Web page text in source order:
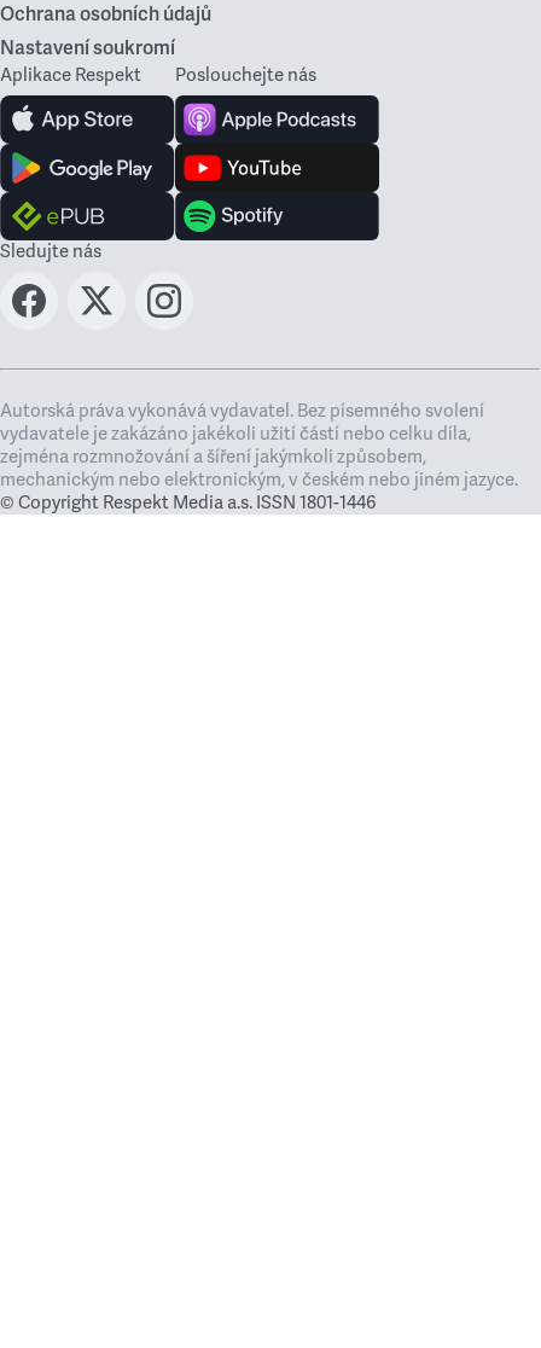
Ochrana osobních údajů
Nastavení soukromí
Aplikace Respekt Poslouchejte nás
Sledujte nás
Autorská práva vykonává vydavatel. Bez písemného svolení
vydavatele je zakázáno jakékoli užití částí nebo celku díla,
zejména rozmnožování a šíření jakýmkoli způsobem,
mechanickým nebo elektronickým, v českém nebo jiném jazyce.
© Copyright Respekt Media a.s. ISSN 1801-1446